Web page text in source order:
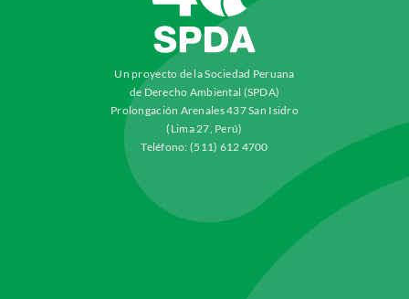
Un proyecto de la Sociedad Peruana
de Derecho Ambiental (SPDA)
Prolongación Arenales 437 San Isidro
(Lima 27, Perú)
Teléfono: (511) 612 4700